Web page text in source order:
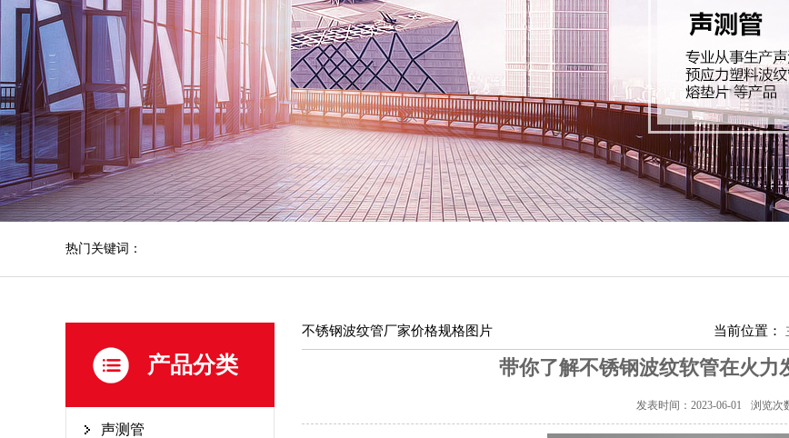
热门关键词：
产品分类
声测管
不锈钢波纹管厂家价格规格图片 当前位置：
带你了解不锈钢波纹软管在火力
发表时间：2023-06-01 浏览次